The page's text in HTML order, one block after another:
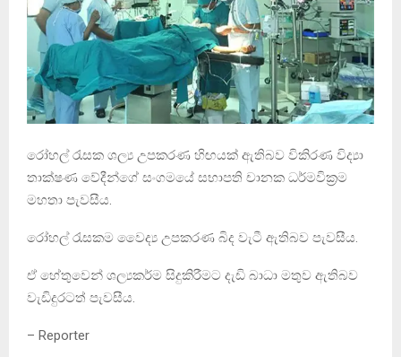
රෝහල් රැසක ශල්‍ය උපකරණ හිඟයක් ඇතිබව විකිරණ විද්‍යා
තාක්ෂණ වේදීන්ගේ සංගමයේ සභාපති චානක ධර්මවික්‍රම
මහතා පැවසීය.
රෝහල් රැසකම වෛද්‍ය උපකරණ බිද වැටී ඇතිබව පැවසීය.
ඒ හේතුවෙන් ශල්‍යකර්ම සිදුකිරීමට දැඩි බාධා මතුව ඇතිබව
වැඩිදුරටත් පැවසීය.
– Reporter